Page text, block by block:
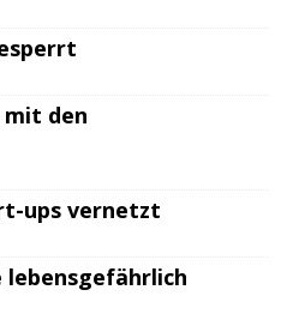
mit den
ups vernetzt
lebensgefährlich